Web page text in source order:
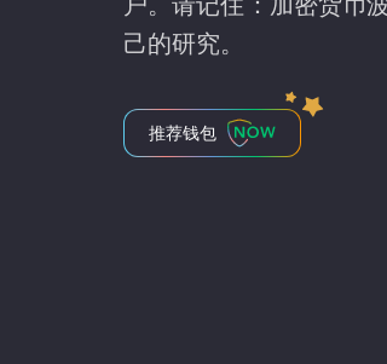
己的研究。
推荐钱包